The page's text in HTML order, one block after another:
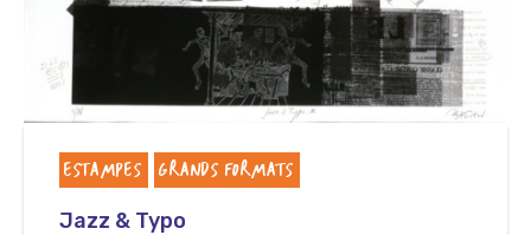
ESTAMPES GRANDS FORMATS
Jazz & Typo